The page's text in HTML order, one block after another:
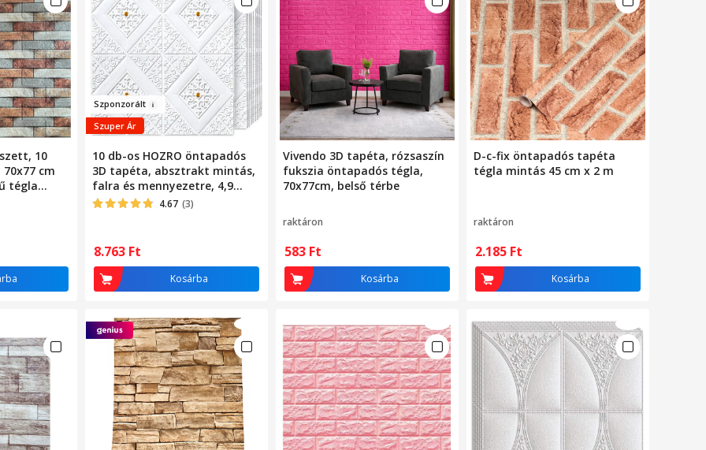
10
cm
tégla
Szponzorált
Szuper Ár
10 db-os HOZRO öntapadós
3D tapéta, absztrakt mintás,
falra és mennyezetre, 4,9
négyzetméter területet fed
Rhombus Gold
4.67 (3)
8.763 Ft
Kosárba
Vivendo 3D tapéta, rózsaszín
fukszia öntapadós tégla,
70x77cm, belső térbe
raktáron
583 Ft
Kosárba
D-c-fix öntapadós tapéta
tégla mintás 45 cm x 2 m
raktáron
2.185 Ft
Kosárba